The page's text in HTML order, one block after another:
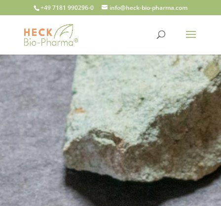
+49 7181 990296-0 info@heck-bio-pharma.com